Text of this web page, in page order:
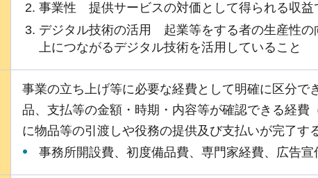
事業性 提供サービスの対価として得られる収益
デジタル技術の活用 起業等をする者の生産性の
上につながるデジタル技術を活用していること
事業の立ち上げ等に必要な経費として明確に区分で
品、支払等の金額・時期・内容等が確認できる経
に物品等の引渡しや役務の提供及び支払いが完了す
事務所開設費、初度備品費、専門家経費、広告宣